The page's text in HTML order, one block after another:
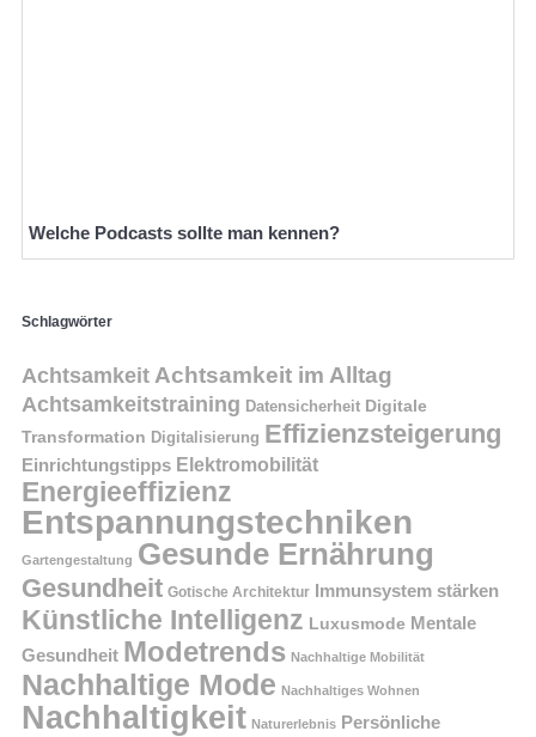
Welche Podcasts sollte man kennen?
Schlagwörter
Achtsamkeit Achtsamkeit im Alltag
Achtsamkeitstraining Datensicherheit Digitale
Transformation Digitalisierung Effizienzsteigerung
Einrichtungstipps Elektromobilität
Energieeffizienz
Entspannungstechniken
Gartengestaltung Gesunde Ernährung
Gesundheit Gotische Architektur Immunsystem stärken
Künstliche Intelligenz Luxusmode Mentale
Gesundheit Modetrends Nachhaltige Mobilität
Nachhaltige Mode Nachhaltiges Wohnen
Nachhaltigkeit Naturerlebnis Persönliche